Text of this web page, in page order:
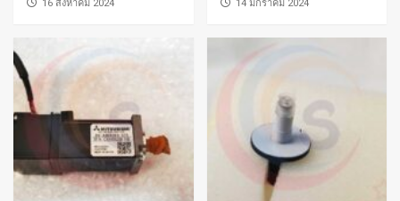
่16 สิงหาคม 2024 ่14 มกราคม 2024